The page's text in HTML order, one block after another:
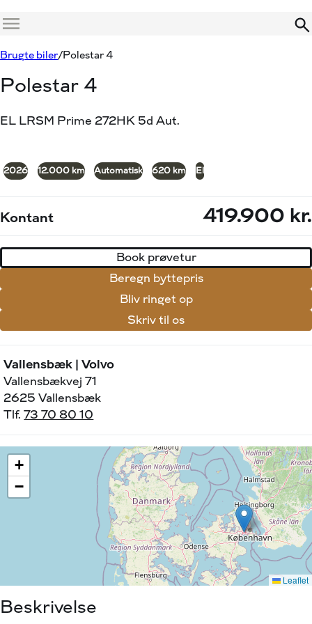
Menu
Brugte biler Polestar 4
Polestar 4
EL LRSM Prime 272HK 5d Aut.
Demo
2026 12.000 km Automatisk 620 km El
Kontant 419.900 kr.
Book prøvetur
Beregn byttepris
Bliv ringet op
Skriv til os
Vallensbæk | Volvo
Vallensbækvej 71
2625 Vallensbæk
Tlf.73 70 80 10
Beskrivelse